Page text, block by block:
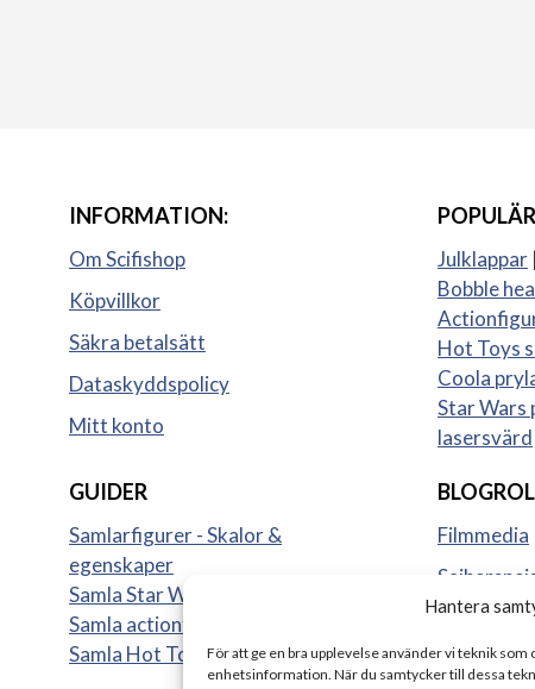
Hantera
För att ge en bra upplevelse använder vi teknik
enhetsinformation. När du samtycker till dessa
INFORMATION:
Om Scifishop
Köpvillkor
Säkra betalsätt
Dataskyddspolicy
Mitt konto
GUIDER
Samlarfigurer - Skalor &
egenskaper
Samla Star Wars figurer
Samla actionfigurer
Samla Hot Toys
Julklappar |
Bobble
Hot Toys
Coola
Star Wars
lasersvärd
Filmmedia
Strange